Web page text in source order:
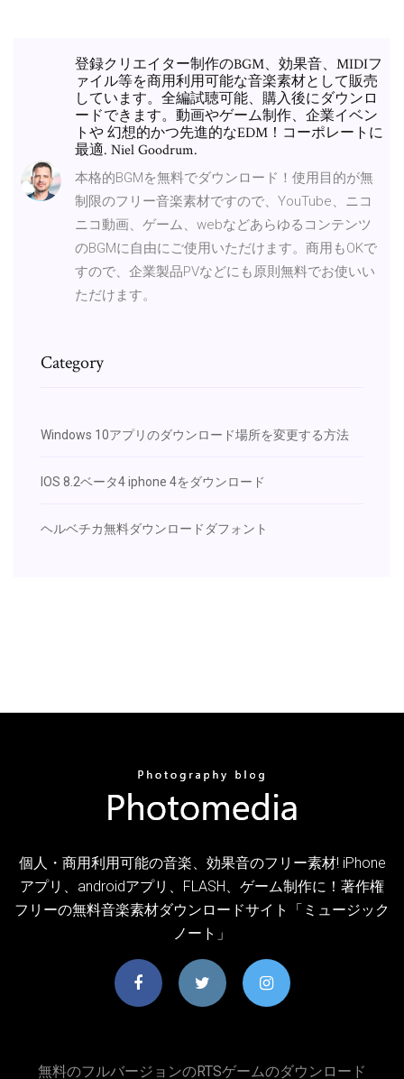
登録クリエイター制作のBGM、効果音、MIDIフ
ァイル等を商用利用可能な音楽素材として販売
しています。全編試聴可能、購入後にダウンロ
ードできます。動画やゲーム制作、企業イベン
トや 幻想的かつ先進的なEDM！コーポレートに
最適. Niel Goodrum.
本格的BGMを無料でダウンロード！使用目的が無
制限のフリー音楽素材ですので、YouTube、ニコ
ニコ動画、ゲーム、webなどあらゆるコンテンツ
のBGMに自由にご使用いただけます。商用もOKで
すので、企業製品PVなどにも原則無料でお使いい
ただけます。
Category
Windows 10アプリのダウンロード場所を変更する方法
IOS 8.2ベータ4 iphone 4をダウンロード
ヘルベチカ無料ダウンロードダフォント
個人・商用利用可能の音楽、効果音のフリー素材! iPhone
アプリ、androidアプリ、FLASH、ゲーム制作に！著作権
フリーの無料音楽素材ダウンロードサイト「ミュージック
ノート」
無料のフルバージョンのRTSゲームのダウンロード